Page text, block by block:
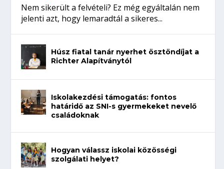
Nem sikerült a felvételi? Ez még egyáltalán nem
jelenti azt, hogy lemaradtál a sikeres...
Húsz fiatal tanár nyerhet ösztöndíjat a
Richter Alapítványtól
Iskolakezdési támogatás: fontos
határidő az SNI-s gyermekeket nevelő
családoknak
Hogyan válassz iskolai közösségi
szolgálati helyet?